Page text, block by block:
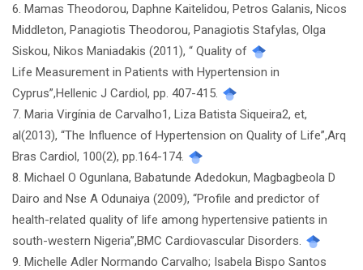
6. Mamas Theodorou, Daphne Kaitelidou, Petros Galanis, Nicos
Middleton, Panagiotis Theodorou, Panagiotis Stafylas, Olga
Siskou, Nikos Maniadakis (2011), “ Quality of
Life Measurement in Patients with Hypertension in
Cyprus”,Hellenic J Cardiol, pp. 407-415.
7. Maria Virgínia de Carvalho1, Liza Batista Siqueira2, et,
al(2013), “The Influence of Hypertension on Quality of Life”,Arq
Bras Cardiol, 100(2), pp.164-174.
8. Michael O Ogunlana, Babatunde Adedokun, Magbagbeola D
Dairo and Nse A Odunaiya (2009), “Profile and predictor of
health-related quality of life among hypertensive patients in
south-western Nigeria”,BMC Cardiovascular Disorders.
9. Michelle Adler Normando Carvalho; Isabela Bispo Santos